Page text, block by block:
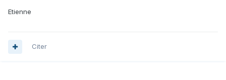
Etienne
Citer